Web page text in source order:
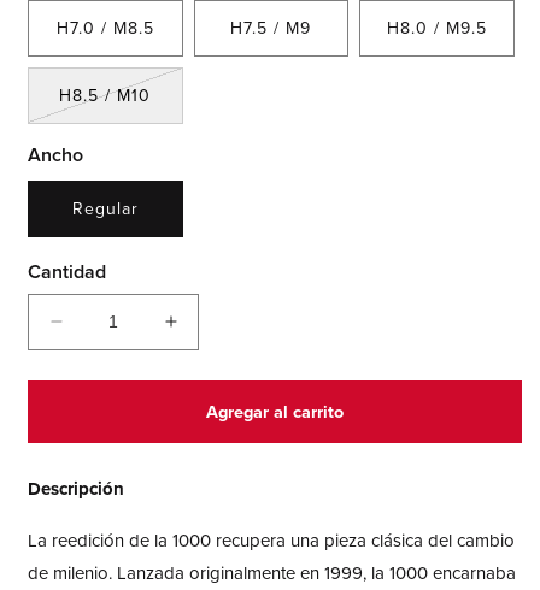
H7.0 / M8.5 H7.5 / M9 H8.0 / M9.5
H8.5 / M10
disponible
Ancho
Regular
Cantidad
Reducir
cantidad
para
Aumentar
cantidad
para
1000Agregar al carrito
Descripción
La reedición de la 1000 recupera una pieza clásica del cambio
de milenio. Lanzada originalmente en 1999, la 1000 encarnaba